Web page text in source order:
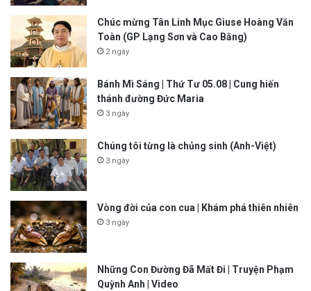
Chúc mừng Tân Linh Mục Giuse Hoàng Văn
Toàn (GP Lạng Sơn và Cao Bằng)
2 ngày
Bánh Mì Sáng | Thứ Tư 05.08 | Cung hiến
thánh đường Đức Maria
3 ngày
Chúng tôi từng là chủng sinh (Anh-Việt)
3 ngày
Vòng đời của con cua | Khám phá thiên nhiên
3 ngày
Những Con Đường Đã Mất Đi | Truyện Phạm
Quỳnh Anh | Video